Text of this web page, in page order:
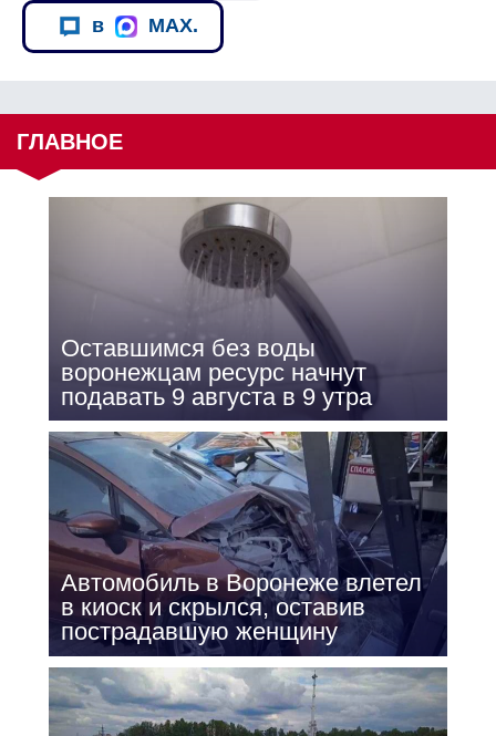
в MAX.
ГЛАВНОЕ
Оставшимся без воды
воронежцам ресурс начнут
подавать 9 августа в 9 утра
Автомобиль в Воронеже влетел
в киоск и скрылся, оставив
пострадавшую женщину